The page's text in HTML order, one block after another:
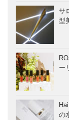
サ
型
ー
の